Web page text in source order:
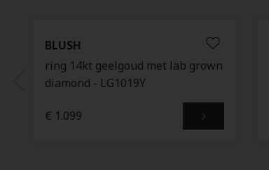
BLUSH
ring 14kt geelgoud met lab grown
diamond - LG1019Y
€ 1.099